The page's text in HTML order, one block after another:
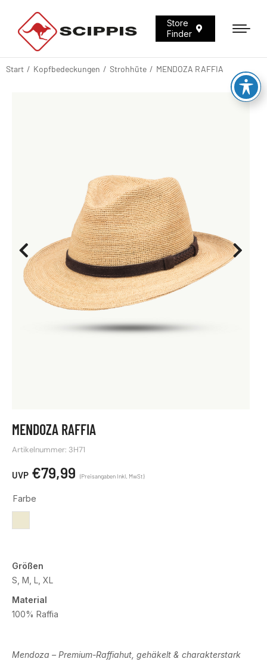
Store
Finder
Sie befinden sich hier:
Start Kopfbedeckungen Strohhüte MENDOZA RAFFIA
MENDOZA RAFFIA
Artikelnummer: 3H71
€79,99
Farbe
Größen
S, M, L, XL
Material
100% Raffia
Mendoza – Premium-Raffiahut, gehäkelt & charakterstark